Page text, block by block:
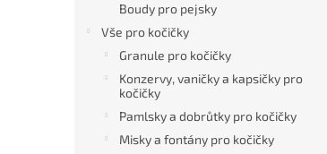
Boudy pro pejsky
Vše pro kočičky
Granule pro kočičky
Konzervy, vaničky a kapsičky pro
kočičky
Pamlsky a dobrůtky pro kočičky
Misky a fontány pro kočičky